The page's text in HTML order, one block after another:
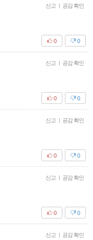
신고 | 공감 확인
0
0
신고 | 공감 확인
0
0
신고 | 공감 확인
0
0
신고 | 공감 확인
0
0
신고 | 공감 확인